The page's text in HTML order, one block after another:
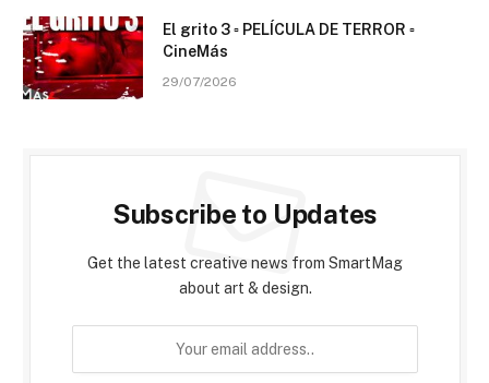
El grito 3 ▫️ PELÍCULA DE TERROR ▫️
CineMás
29/07/2026
Subscribe to Updates
Get the latest creative news from SmartMag
about art & design.